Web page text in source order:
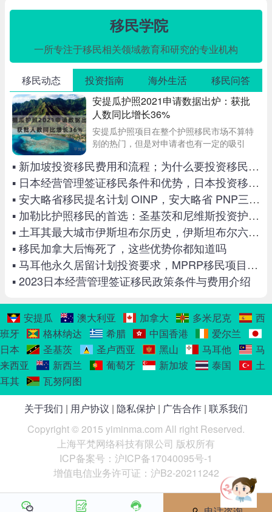
移民学院
一所专注于移民相关领域教育和研究的专业机构
移民动态 投资指南 海外生活
移民问答
安提瓜护照2021申请数据出炉：获批
人数同比增长36%
安提瓜护照项目在整个护照移民市场不算特
别的热门，但是对申请者也有一定的吸引
到498份申请，累计收入超过4600万美元。
具体数据报表如下：
▪ 新加坡投资移民费用和流程；为什么要投资移民新加坡？
▪ 日本经营管理签证移民条件和优势，日本投资移民五大优势
▪ 安大略省移民提名计划 OINP，安大略省 PNP三大类别介绍
▪ 加勒比护照移民的首选：圣基茨和尼维斯投资护照入籍项目
▪ 土耳其最大城市伊斯坦布尔历史，伊斯坦布尔六大旅游景点
▪ 移民加拿大后悔死了，这些优势你都知道吗
▪ 马耳他永久居留计划投资要求，MPRP移民项目优势有哪些
▪ 2023日本经营管理签证移民政策条件与费用介绍
安提瓜 澳大利亚 加拿大 多米尼克
西
班牙
格林纳达 希腊 中国香港
爱尔兰
日本
圣基茨 圣卢西亚 黑山 马耳他
马
来西亚
新西兰 葡萄牙 新加坡 泰国
土
耳其
瓦努阿图
关于我们 | 用户协议 | 隐私保护 | 广告合作 | 联系我们
Copyright © 2015 yiminma.com All right Reserved.
上海平梵网络科技有限公司 版权所有
ICP备案号：沪ICP备17040095号-1
增值电信业务许可证：沪B2-20211242